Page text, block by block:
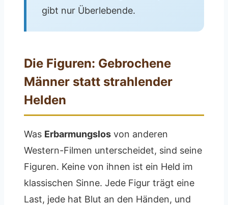
gibt nur Überlebende.
Die Figuren: Gebrochene
Männer statt strahlender
Helden
Was Erbarmungslos von anderen
Western-Filmen unterscheidet, sind seine
Figuren. Keine von ihnen ist ein Held im
klassischen Sinne. Jede Figur trägt eine
Last, jede hat Blut an den Händen, und